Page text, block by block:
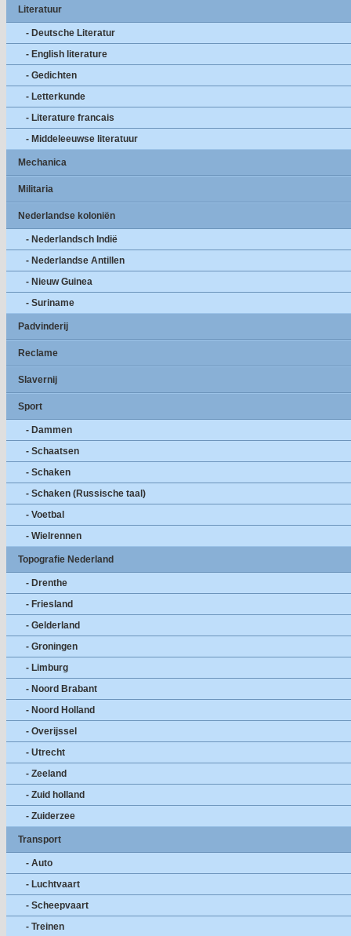
Literatuur
- Deutsche Literatur
- English literature
- Gedichten
- Letterkunde
- Literature francais
- Middeleeuwse literatuur
Mechanica
Militaria
Nederlandse koloniën
- Nederlandsch Indië
- Nederlandse Antillen
- Nieuw Guinea
- Suriname
Padvinderij
Reclame
Slavernij
Sport
- Dammen
- Schaatsen
- Schaken
- Schaken (Russische taal)
- Voetbal
- Wielrennen
Topografie Nederland
- Drenthe
- Friesland
- Gelderland
- Groningen
- Limburg
- Noord Brabant
- Noord Holland
- Overijssel
- Utrecht
- Zeeland
- Zuid holland
- Zuiderzee
Transport
- Auto
- Luchtvaart
- Scheepvaart
- Treinen